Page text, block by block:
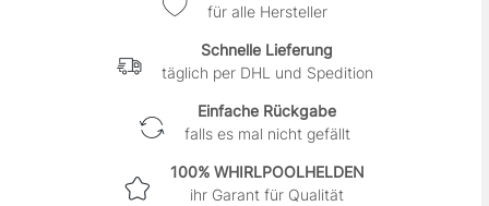
für alle Hersteller
Schnelle Lieferung
täglich per DHL und Spedition
Einfache Rückgabe
falls es mal nicht gefällt
100% WHIRLPOOLHELDEN
ihr Garant für Qualität